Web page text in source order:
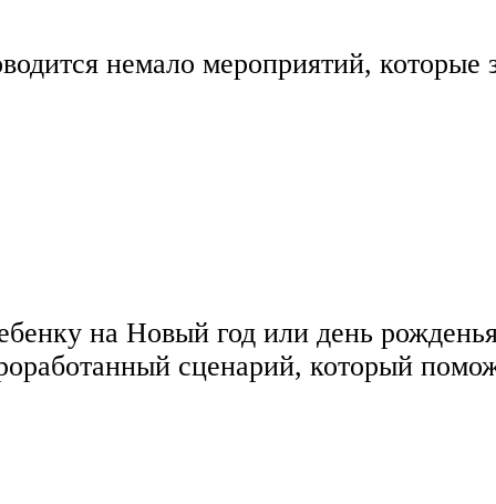
немало мероприятий, которые
на Новый год или день
сценарий, который